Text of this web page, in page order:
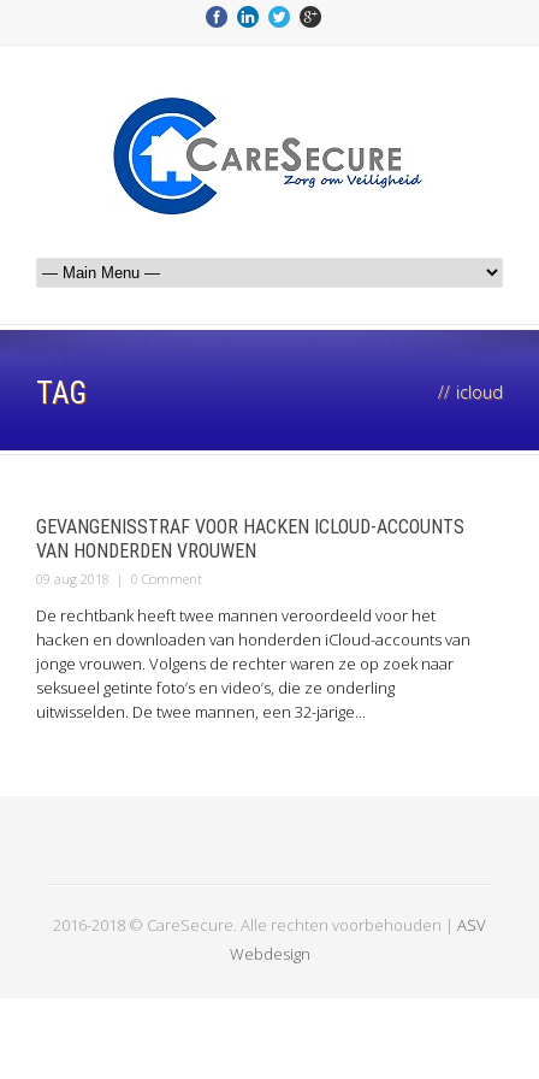
TAG // icloud
GEVANGENISSTRAF VOOR HACKEN ICLOUD-ACCOUNTS
VAN HONDERDEN VROUWEN
09 aug 2018 | 0 Comment
De rechtbank heeft twee mannen veroordeeld voor het
hacken en downloaden van honderden iCloud-accounts van
jonge vrouwen. Volgens de rechter waren ze op zoek naar
seksueel getinte foto’s en video’s, die ze onderling
uitwisselden. De twee mannen, een 32-jarige...
2016-2018 © CareSecure. Alle rechten voorbehouden | ASV
Webdesign